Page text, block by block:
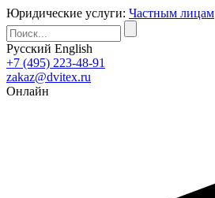
Юридические услуги: Частным лицам
Русский English
+7 (495) 223-48-91
zakaz@dvitex.ru
Онлайн